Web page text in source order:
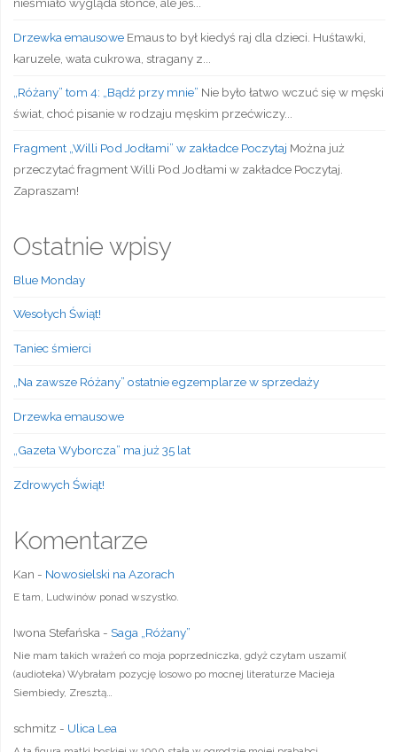
nieśmiało wygląda słońce, ale jes...
Drzewka emausowe Emaus to był kiedyś raj dla dzieci. Huśtawki,
karuzele, wata cukrowa, stragany z...
„Różany” tom 4: „Bądź przy mnie” Nie było łatwo wczuć się w męski
świat, choć pisanie w rodzaju męskim przećwiczy...
Fragment „Willi Pod Jodłami” w zakładce Poczytaj Można już
przeczytać fragment Willi Pod Jodłami w zakładce Poczytaj.
Zapraszam!
Ostatnie wpisy
Blue Monday
Wesołych Świąt!
Taniec śmierci
„Na zawsze Różany” ostatnie egzemplarze w sprzedaży
Drzewka emausowe
„Gazeta Wyborcza” ma już 35 lat
Zdrowych Świąt!
Komentarze
Kan - Nowosielski na Azorach
E tam, Ludwinów ponad wszystko.
Iwona Stefańska - Saga „Różany”
Nie mam takich wrażeń co moja poprzedniczka, gdyż czytam uszami(
(audioteka) Wybrałam pozycję losowo po mocnej literaturze Macieja
Siembiedy, Zresztą…
schmitz - Ulica Lea